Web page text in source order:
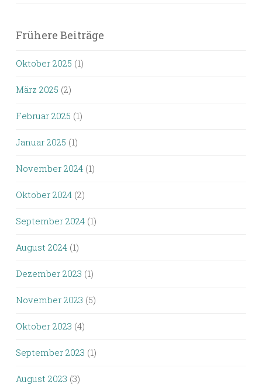
Frühere Beiträge
Oktober 2025 (1)
März 2025 (2)
Februar 2025 (1)
Januar 2025 (1)
November 2024 (1)
Oktober 2024 (2)
September 2024 (1)
August 2024 (1)
Dezember 2023 (1)
November 2023 (5)
Oktober 2023 (4)
September 2023 (1)
August 2023 (3)